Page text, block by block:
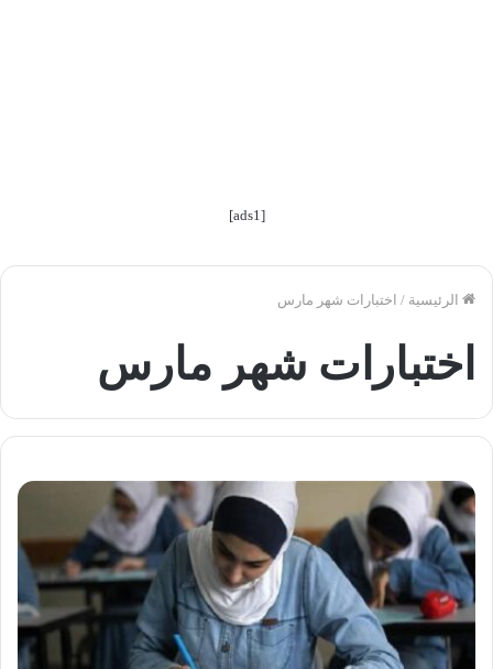
[ads1]
الرئيسية / اختبارات شهر مارس
اختبارات شهر مارس